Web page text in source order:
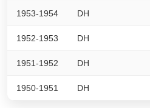
1953-1954 DH
1952-1953 DH
1951-1952 DH
1950-1951 DH